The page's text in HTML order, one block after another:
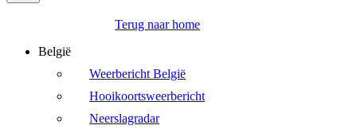
Terug naar home
België
Weerbericht België
Hooikoortsweerbericht
Neerslagradar